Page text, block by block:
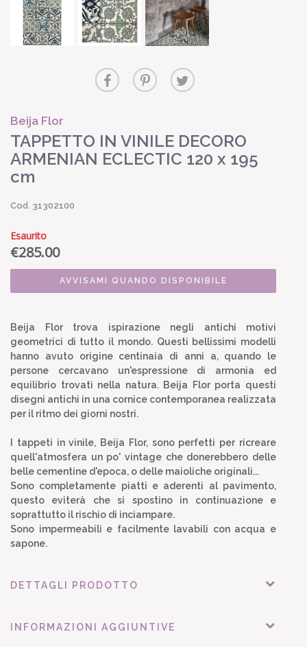
Beija Flor
TAPPETTO IN VINILE DECORO
ARMENIAN ECLECTIC 120 x 195
cm
Cod. 31302100
Esaurito
€285.00
AVVISAMI QUANDO DISPONIBILE
Beija Flor trova ispirazione negli antichi motivi
geometrici di tutto il mondo. Questi bellissimi modelli
hanno avuto origine centinaia di anni a, quando le
persone cercavano un'espressione di armonia ed
equilibrio trovati nella natura. Beija Flor porta questi
disegni antichi in una cornice contemporanea realizzata
per il ritmo dei giorni nostri.
I tappeti in vinile, Beija Flor, sono perfetti per ricreare
quell'atmosfera un po' vintage che donerebbero delle
belle cementine d'epoca, o delle maioliche originali...
Sono completamente piatti e aderenti al pavimento,
questo eviterà che si spostino in continuazione e
soprattutto il rischio di inciampare.
Sono impermeabili e facilmente lavabili con acqua e
sapone.
DETTAGLI PRODOTTO
INFORMAZIONI AGGIUNTIVE